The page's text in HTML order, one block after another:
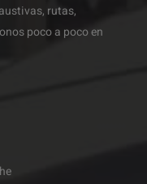
rutas,
poco a poco en